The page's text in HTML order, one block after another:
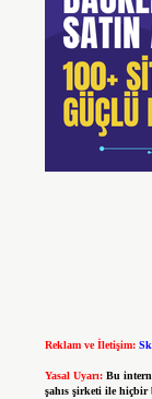
Reklam ve İletişim:
Yasal Uyarı: Bu
şahıs şirketi ile hiçbir